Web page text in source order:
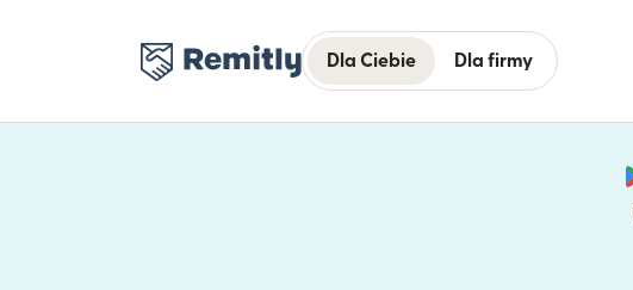
Dla Ciebie Dla firmy